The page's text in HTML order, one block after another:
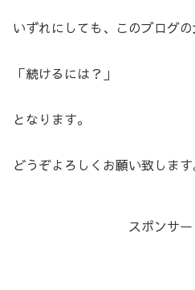
いずれにしても、このブログ
「続けるには？」
となります。
どうぞよろしくお願い致します
スポンサ